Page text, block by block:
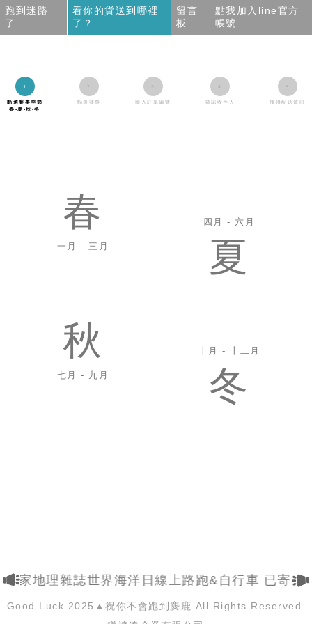
跑到迷路
了...
看你的貨送到哪裡
了？
留言
板
點我加入line官方
帳號
點選賽事季節
春-夏-秋-冬
點選賽事 輸入訂單編號 確認收件人 獲得配送資訊
春
一月 - 三月
四月 - 六月
夏
秋
七月 - 九月
十月 - 十二月
冬
地理雜誌世界海洋日線上路跑&自行車 已
Good Luck 2025▲祝你不會跑到麋鹿.All Rights Reserved.